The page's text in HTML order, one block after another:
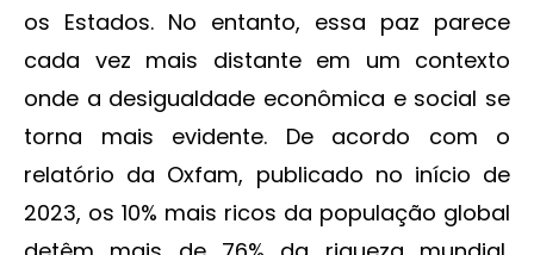
os Estados. No entanto, essa paz parece
cada vez mais distante em um contexto
onde a desigualdade econômica e social se
torna mais evidente. De acordo com o
relatório da Oxfam, publicado no início de
2023, os 10% mais ricos da população global